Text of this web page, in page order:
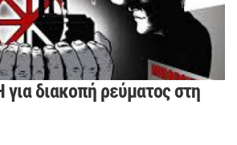
διακοπή ρεύματος στη